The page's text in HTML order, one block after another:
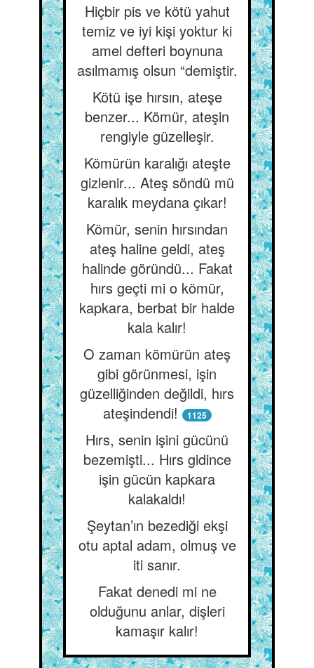
Hiçbir pis ve kötü yahut
temiz ve iyi kişi yoktur ki
amel defteri boynuna
asılmamış olsun “demiştir.
Kötü işe hırsın, ateşe
benzer... Kömür, ateşin
rengiyle güzelleşir.
Kömürün karalığı ateşte
gizlenir... Ateş söndü mü
karalık meydana çıkar!
Kömür, senin hırsından
ateş haline geldi, ateş
halinde göründü... Fakat
hırs geçti mi o kömür,
kapkara, berbat bir halde
kala kalır!
O zaman kömürün ateş
gibi görünmesi, işin
güzelliğinden değildi, hırs
ateşindendi!
1125
Hırs, senin işini gücünü
bezemişti... Hırs gidince
işin gücün kapkara
kalakaldı!
Şeytan’ın bezediği ekşi
otu aptal adam, olmuş ve
iti sanır.
Fakat denedi mi ne
olduğunu anlar, dişleri
kamaşır kalır!